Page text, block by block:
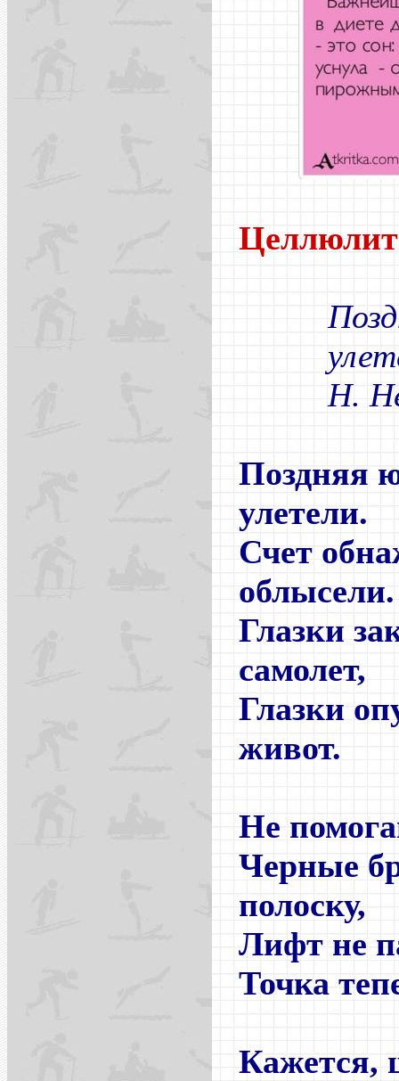
Н.
Поздняя
улетели.
Счет
облысели.
Глазки
самолет,
Глазки
живот.
Не
Черные
полоску,
Лифт не
Точка
Кажется,